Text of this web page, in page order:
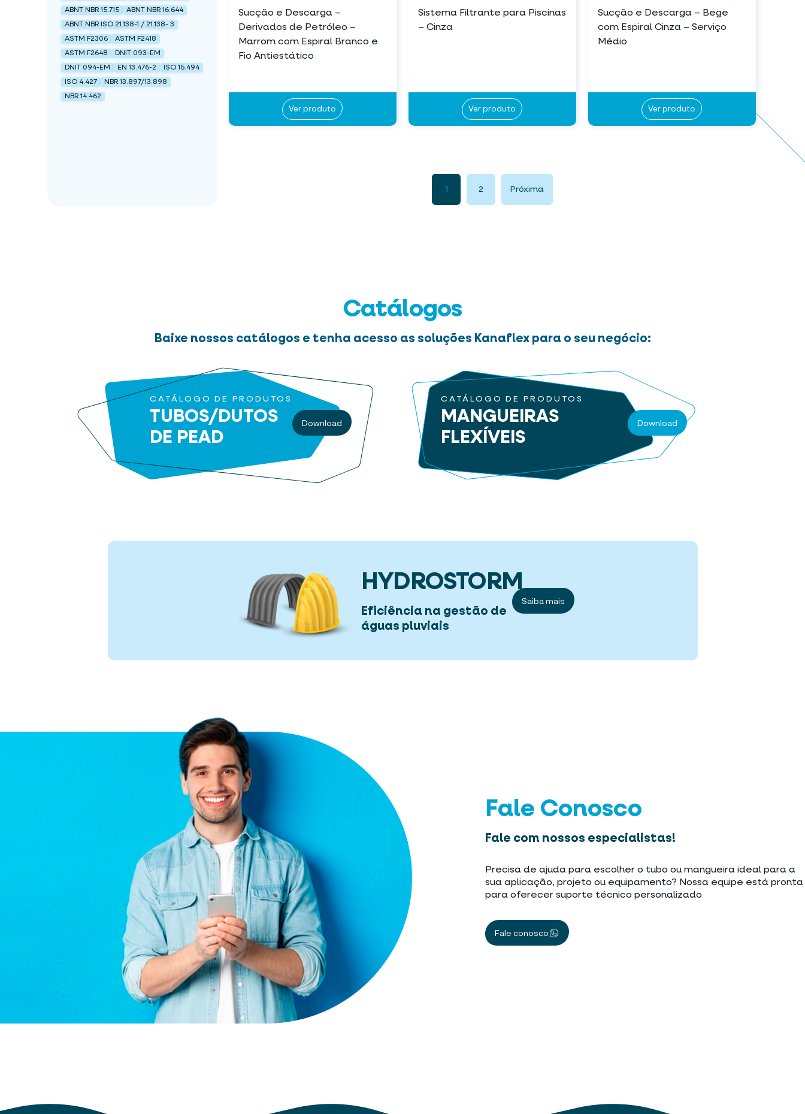
ABNT NBR 15.715
ABNT NBR 16.644
ABNT NBR ISO 21.138-1 / 21.138- 3
ASTM F2306
ASTM F2418
ASTM F2648
DNIT 093-EM
DNIT 094-EM
EN 13.476-2
ISO 15.494
ISO 4.427
NBR 13.897/13.898
NBR 14.462
Sucção e Descarga –
Derivados de Petróleo –
Marrom com Espiral Branco e
Fio Antiestático
Ver produto
Sistema Filtrante para Piscinas
– Cinza
Ver produto
Sucção e Descarga – Bege
com Espiral Cinza – Serviço
Médio
Ver produto
1 2 Próxima
Catálogos
Baixe nossos catálogos e tenha acesso as soluções Kanaflex para o seu negócio:
CATÁLOGO DE PRODUTOS
TUBOS/DUTOS
DE PEAD
Download
CATÁLOGO DE PRODUTOS
MANGUEIRAS
FLEXÍVEIS
Download
HYDROSTORM
Eficiência na gestão de
águas pluviais
Saiba mais
Fale Conosco
Fale com nossos especialistas!
Precisa de ajuda para escolher o tubo ou mangueira ideal para a
sua aplicação, projeto ou equipamento? Nossa equipe está pronta
para oferecer suporte técnico personalizado
Fale conosco